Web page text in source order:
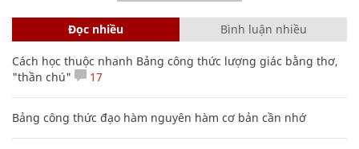
Đọc nhiều Bình luận nhiều
Cách học thuộc nhanh Bảng công thức lượng giác bằng thơ,
"thần chú"
17
Bảng công thức đạo hàm nguyên hàm cơ bản cần nhớ